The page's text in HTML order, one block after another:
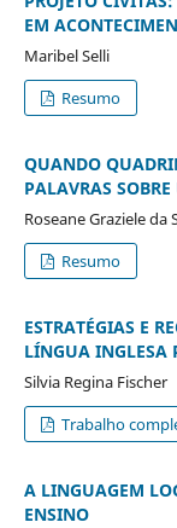
EM
Maribel Selli
Resumo
QUANDO
PALAVRAS
Roseane Graziele da
Resumo
ESTRATÉGIAS E
LÍNGUA INGLESA
Silvia Regina Fischer
Trabalho
A LINGUAGEM
ENSINO